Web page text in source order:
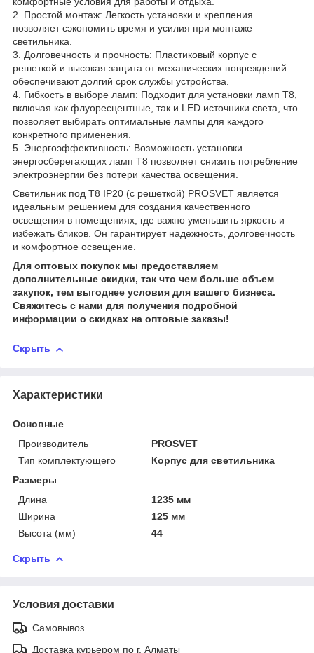
2. Простой монтаж: Легкость установки и крепления
позволяет сэкономить время и усилия при монтаже
светильника.
3. Долговечность и прочность: Пластиковый корпус с
решеткой и высокая защита от механических повреждений
обеспечивают долгий срок службы устройства.
4. Гибкость в выборе ламп: Подходит для установки ламп Т8,
включая как флуоресцентные, так и LED источники света, что
позволяет выбирать оптимальные лампы для каждого
конкретного применения.
5. Энергоэффективность: Возможность установки
энергосберегающих ламп Т8 позволяет снизить потребление
электроэнергии без потери качества освещения.
Светильник под Т8 IP20 (с решеткой) PROSVET является
идеальным решением для создания качественного
освещения в помещениях, где важно уменьшить яркость и
избежать бликов. Он гарантирует надежность, долговечность
и комфортное освещение.
Для оптовых покупок мы предоставляем
дополнительные скидки, так что чем больше объем
закупок, тем выгоднее условия для вашего бизнеса.
Свяжитесь с нами для получения подробной
информации о скидках на оптовые заказы!
Скрыть
Характеристики
Основные
Производитель
PROSVET
Тип комплектующего
Корпус для светильника
Размеры
Длина
1235 мм
Ширина
125 мм
Высота (мм)
44
Скрыть
Условия доставки
Самовывоз
Доставка курьером по г. Алматы